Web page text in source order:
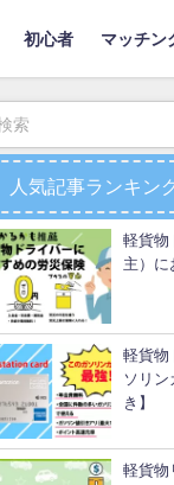
初心者 マッチン
人気記事ランキン
軽貨物
主）に
軽貨物
ソリン
き】
軽貨物